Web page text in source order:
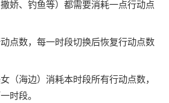
娇、钓鱼等）都需要消耗一点行动点
点数，每一时段切换后恢复行动点数
（海边）消耗本时段所有行动点数，
时段。